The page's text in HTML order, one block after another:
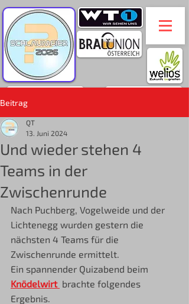
Beitrag
Und wieder stehen 4
Teams in der
Zwischenrunde
QT
13. Juni 2024
Nach Puchberg, Vogelweide und der
Lichtenegg wurden gestern die
nächsten 4 Teams für die
Zwischenrunde ermittelt.
Ein spannender Quizabend beim
Knödelwirt brachte folgendes
Ergebnis.